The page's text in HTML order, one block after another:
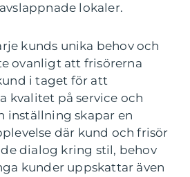
lokaler.
kunds unika behov och
ovanligt att frisörerna
i taget för att
kvalitet på service och
inställning skapar en
där kund och frisör
dialog kring stil, behov
kunder uppskattar även